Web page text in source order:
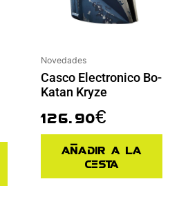
Novedades
Casco Electronico Bo-
Katan Kryze
126.90€
Añadir a la
cesta